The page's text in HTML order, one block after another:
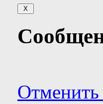
Отменить